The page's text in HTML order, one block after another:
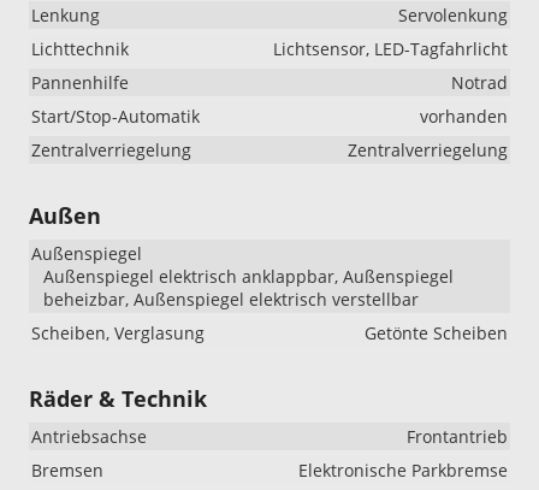
Lenkung
Servolenkung
Lichttechnik
Lichtsensor, LED-Tagfahrlicht
Pannenhilfe
Notrad
Start/Stop-Automatik
vorhanden
Zentralverriegelung
Zentralverriegelung
Außen
Außenspiegel
Außenspiegel elektrisch anklappbar, Außenspiegel
beheizbar, Außenspiegel elektrisch verstellbar
Scheiben, Verglasung
Getönte Scheiben
Räder & Technik
Antriebsachse
Frontantrieb
Bremsen
Elektronische Parkbremse